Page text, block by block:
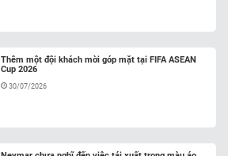
Thêm một đội khách mời góp mặt tại FIFA ASEAN
Cup 2026
30/07/2026